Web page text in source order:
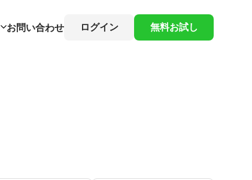
お問い合わせ ログイン 無料お試し